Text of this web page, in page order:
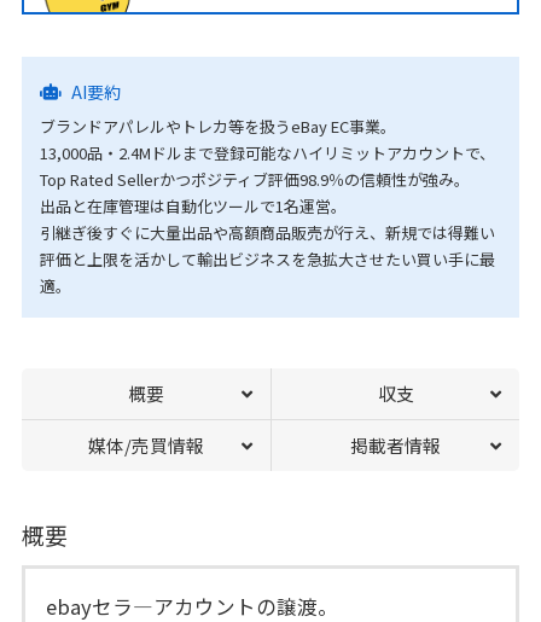
AI要約
ブランドアパレルやトレカ等を扱うeBay EC事業。
13,000品・2.4Mドルまで登録可能なハイリミットアカウントで、
Top Rated Sellerかつポジティブ評価98.9％の信頼性が強み。
出品と在庫管理は自動化ツールで1名運営。
引継ぎ後すぐに大量出品や高額商品販売が行え、新規では得難い
評価と上限を活かして輸出ビジネスを急拡大させたい買い手に最
適。
概要 収支
媒体/売買情報 掲載者情報
概要
ebayセラ―アカウントの譲渡。